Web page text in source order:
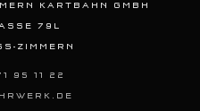
KARTBAHN GMBH
79L
ZIMMERN
95 11 22